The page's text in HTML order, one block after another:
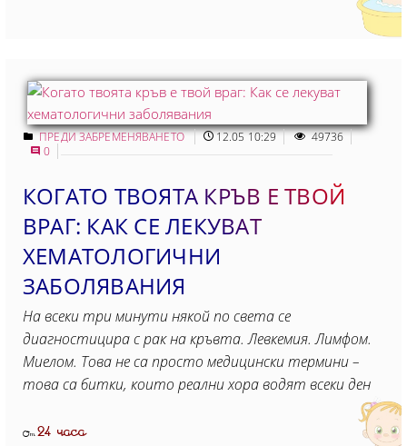
ПРЕДИ ЗАБРЕМЕНЯВАНЕТО 12.05 10:29
49736
0
КОГАТО ТВОЯТА КРЪВ Е ТВОЙ
ВРАГ: КАК СЕ ЛЕКУВАТ
ХЕМАТОЛОГИЧНИ
ЗАБОЛЯВАНИЯ
На всеки три минути някой по света се
диагностицира с рак на кръвта. Левкемия. Лимфом.
Миелом. Това не са просто медицински термини –
това са битки, които реални хора водят всеки ден
От24 часа